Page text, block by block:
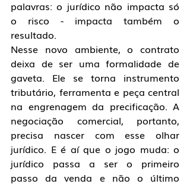
palavras: o jurídico não impacta só
o risco - impacta também o
resultado.
Nesse novo ambiente, o contrato
deixa de ser uma formalidade de
gaveta. Ele se torna instrumento
tributário, ferramenta e peça central
na engrenagem da precificação. A
negociação comercial, portanto,
precisa nascer com esse olhar
jurídico. E é aí que o jogo muda: o
jurídico passa a ser o primeiro
passo da venda e não o último